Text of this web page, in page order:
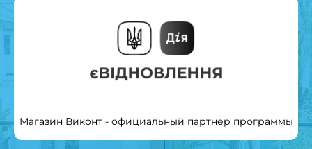
Магазин Виконт - официальный партнер программы